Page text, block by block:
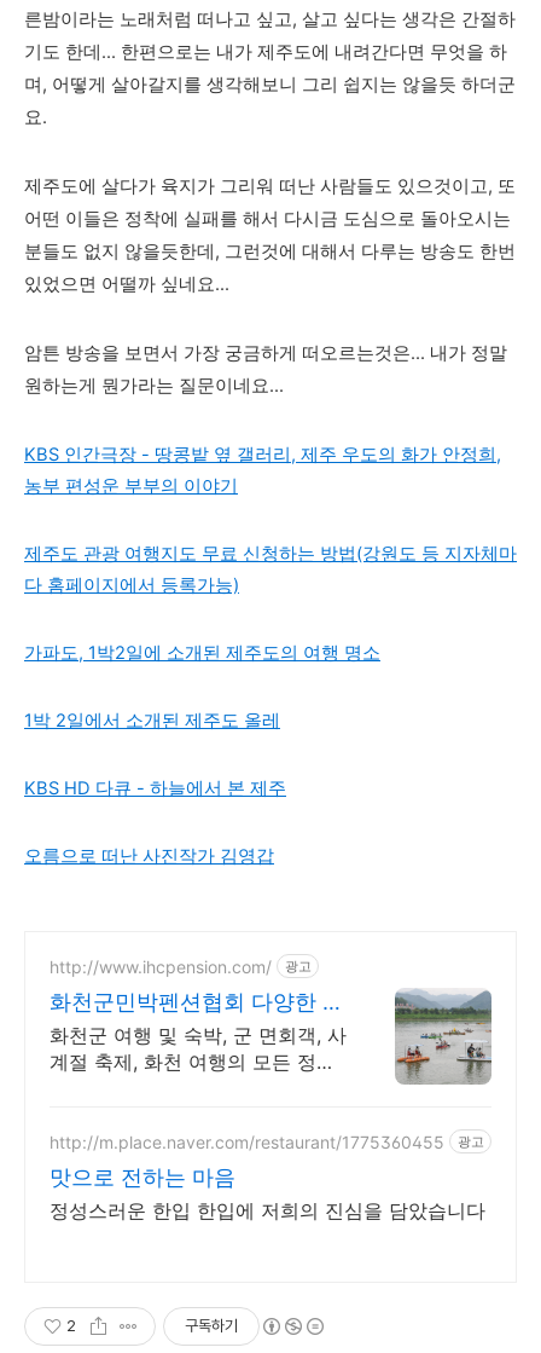
른밤이라는 노래처럼 떠나고 싶고, 살고 싶다는 생각은 간절하
기도 한데... 한편으로는 내가 제주도에 내려간다면 무엇을 하
며, 어떻게 살아갈지를 생각해보니 그리 쉽지는 않을듯 하더군
요.
제주도에 살다가 육지가 그리워 떠난 사람들도 있으것이고, 또
어떤 이들은 정착에 실패를 해서 다시금 도심으로 돌아오시는
분들도 없지 않을듯한데, 그런것에 대해서 다루는 방송도 한번
있었으면 어떨까 싶네요...
암튼 방송을 보면서 가장 궁금하게 떠오르는것은... 내가 정말
원하는게 뭔가라는 질문이네요...
KBS 인간극장 - 땅콩밭 옆 갤러리, 제주 우도의 화가 안정희,
농부 편성운 부부의 이야기
제주도 관광 여행지도 무료 신청하는 방법(강원도 등 지자체마
다 홈페이지에서 등록가능)
가파도, 1박2일에 소개된 제주도의 여행 명소
1박 2일에서 소개된 제주도 올레
KBS HD 다큐 - 하늘에서 본 제주
오름으로 떠난 사진작가 김영갑
http://www.ihcpension.com/ 광고
화천군민박펜션협회 다양한 축
제와 관광명소
화천군 여행 및 숙박, 군 면회객, 사
계절 축제, 화천 여행의 모든 정보
http://m.place.naver.com/restaurant/1775360455 광고
맛으로 전하는 마음
정성스러운 한입 한입에 저희의 진심을 담았습니다
2 구독하기